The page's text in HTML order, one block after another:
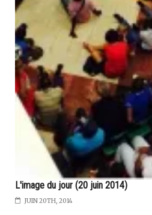
L'image du jour (20 juin 2014)
JUIN 20TH, 2014